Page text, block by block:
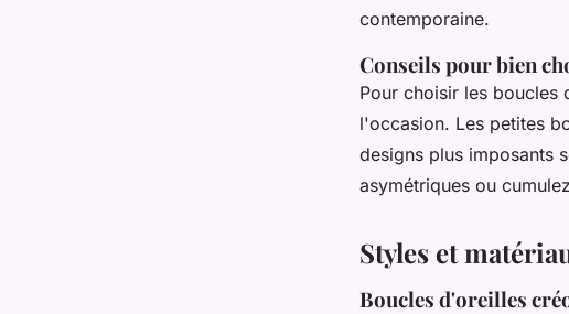
contemporaine.
Conseils pour bien
Pour choisir les
l'occasion. Les petites
designs plus imposants
asymétriques ou
Styles et
Boucles d'oreilles